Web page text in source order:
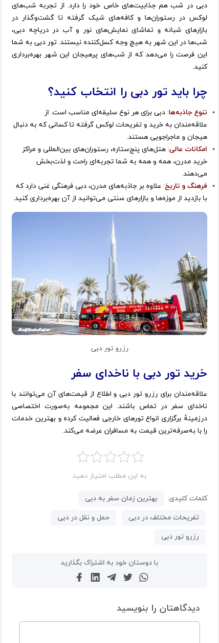
دبی در شب هم جذابیت‌های خاص خود را دارد. از تجربه شب‌های
لوکس در رستوران‌ها و کافه‌های شیک گرفته تا گشت‌وگذار در
بازارهای شبانه و تماشای نمایش‌های نور و آب در دریاچه دبی،
شب‌ها در این شهر به هیچ وجه کسل‌کننده نیستند. تور دبی به شما
این فرصت را می‌دهد که از شب‌های پرهیجان این شهر بهره‌برداری
کنید.
چرا باید تور دبی را انتخاب کنید؟
تنوع جاذبه‌ها: دبی برای هر نوع سلیقه‌ای مناسب است. از
علاقه‌مندان به خرید و تفریحات لوکس گرفته تا کسانی که به دنبال
هیجان و ماجراجویی هستند.
امکانات عالی: هتل‌های پنج‌ستاره، رستوران‌های بین‌المللی و مراکز
خرید مدرن، همه و همه به شما تجربه‌ای راحت و لذت‌بخش
می‌دهند.
فرهنگ و تاریخ: علاوه بر جاذبه‌های مدرن، دبی فرهنگی غنی دارد که
با بازدید از موزه‌ها و بازارهای سنتی می‌توانید از آن بهره‌برداری کنید.
رزرو تور دبی
خرید تور دبی با ناخدای سفر
علاقه‌مندان برای رزرو تور دبی و اطلاع از قیمت‌های آن می‌توانند با
ناخدای سفر در تماس باشند. این مجموعه به‌صورت اختصاصی
درزمینهٔ برگزاری انواع تورهای خارجی فعالیت کرده و بهترین خدمات
را با به‌صرفه‌ترین قیمت به مسافران عرضه می‌کند.
به این مطلب امتیاز دهید
کلمات کلیدی: بهترین زمان سفر به دبی
تفریحات مختلف در دبی حمل و نقل در دبی
رزرو تور دبی
با دوستان خود به اشتراک بگذارید
دیدگاهتان را بنویسید